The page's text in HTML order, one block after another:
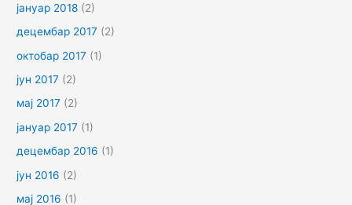
јануар 2018 (2)
децембар 2017 (2)
октобар 2017 (1)
јун 2017 (2)
мај 2017 (2)
јануар 2017 (1)
децембар 2016 (1)
јун 2016 (2)
мај 2016 (1)